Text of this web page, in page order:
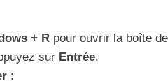
+ Rpour ouvrir la boîte
sur Entrée.
: